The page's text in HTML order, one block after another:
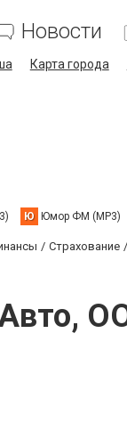
Новости
Карта города
Ю Юмор ФМ (MP3)
Страхование